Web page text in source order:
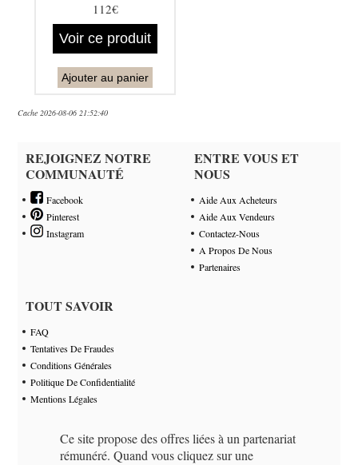
112€
Voir ce produit
Ajouter au panier
Cache 2026-08-06 21:52:40
REJOIGNEZ NOTRE
COMMUNAUTÉ
Facebook
Pinterest
Instagram
ENTRE VOUS ET
NOUS
Aide Aux Acheteurs
Aide Aux Vendeurs
Contactez-Nous
A Propos De Nous
Partenaires
TOUT SAVOIR
FAQ
Tentatives De Fraudes
Conditions Générales
Politique De Confidentialité
Mentions Légales
Ce site propose des offres liées à un partenariat
rémunéré. Quand vous cliquez sur une